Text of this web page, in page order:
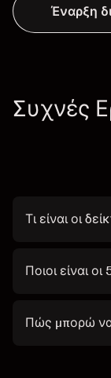
Έναρξη
Συχνές
Τι είναι οι
Ποιοι είναι
Πώς μπορώ να